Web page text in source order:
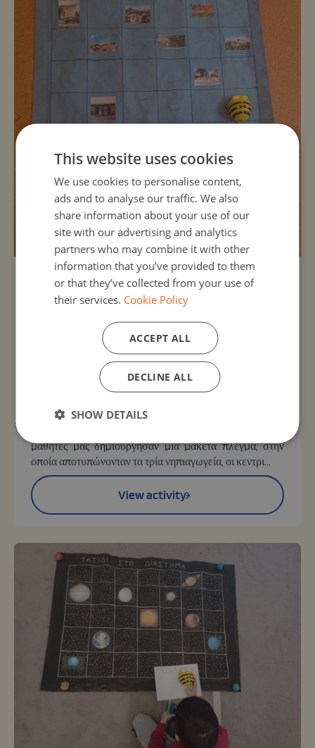
Organizer: Unknown
Ταξιδεύουμε στη Νέα Σμύρνη, την Κέρκυρα,
12, Jan 2026 - 31, Dec 2036
Στο πλαίσιο συμμετοχής του νηπιαγωγείου στο Δίκτυο
Συνεργατικών Σχολείων "Ταξιδεύουμε, στην Ελλάδα και
συνεργαστήκαμε με το 11ο Νηπιαγωγείο Κέρκυρας και
μαθητές μας δημιούργησαν μια μακέτα πλέγμα, στην
οποία αποτυπώνονταν τα τρία νηπιαγωγεία, οι κεντρι...
View activity
This website uses cookies
We use cookies to personalise content,
ads and to analyse our traffic. We also
share information about your use of our
site with our advertising and analytics
partners who may combine it with other
information that you’ve provided to them
or that they’ve collected from your use of
their services. Cookie Policy
ACCEPT ALL
DECLINE ALL
SHOW DETAILS